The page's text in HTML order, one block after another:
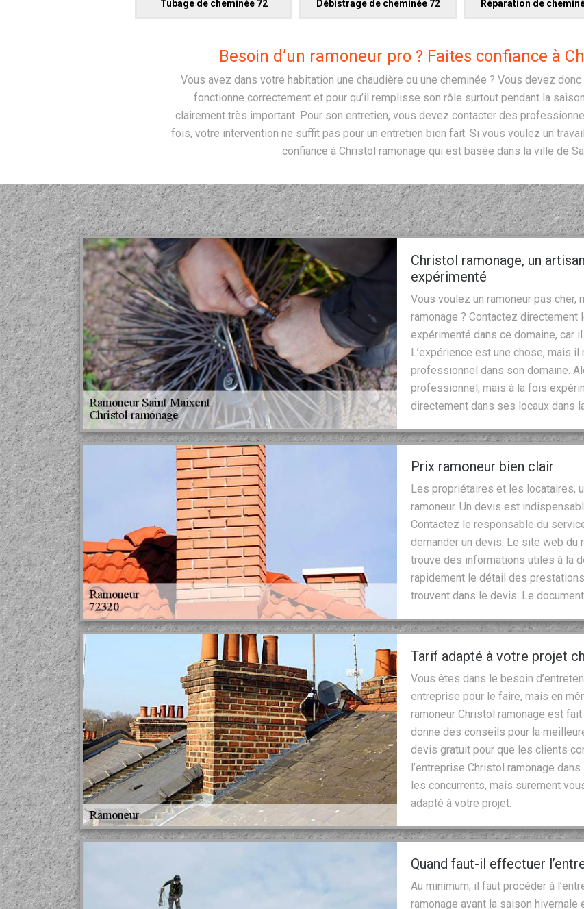
Tubage de cheminée 72 Débistrage de cheminée 72 Réparation de
Besoin d’un ramoneur pro ? Faites confiance à
Vous avez dans votre habitation une chaudière ou une cheminée ? Vous devez
fonctionne correctement et pour qu’il remplisse son rôle surtout pendant la
clairement très important. Pour son entretien, vous devez contacter des
fois, votre intervention ne suffit pas pour un entretien bien fait. Si vous voulez un
confiance à Christol ramonage qui est basée dans la ville de
Christol ramonage, un
expérimenté
Vous voulez un ramoneur pas
ramonage ? Contactez directement
expérimenté dans ce domaine, car
L’expérience est une chose, mais
professionnel dans son domaine.
professionnel, mais à la fois
directement dans ses locaux dans
Prix ramoneur bien clair
Les propriétaires et les locataires,
ramoneur. Un devis est
Contactez le responsable du
demander un devis. Le site web du
trouve des informations utiles à la
rapidement le détail des
trouvent dans le devis. Le
Tarif adapté à votre projet
Vous êtes dans le besoin
entreprise pour le faire, mais en
ramoneur Christol ramonage est
donne des conseils pour la
devis gratuit pour que les clients
l’entreprise Christol ramonage
les concurrents, mais surement
adapté à votre projet.
Quand faut-il effectuer
Au minimum, il faut procéder à
ramonage avant la saison